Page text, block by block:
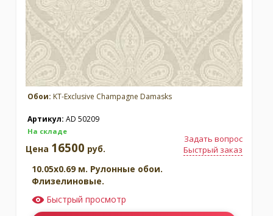
Обои: KT-Exclusive Champagne Damasks
Артикул: AD 50209
На складе
Задать вопрос
Быстрый заказ
Цена 16500 руб.
10.05x0.69 м. Рулонные обои.
Флизелиновые.
Быстрый просмотр